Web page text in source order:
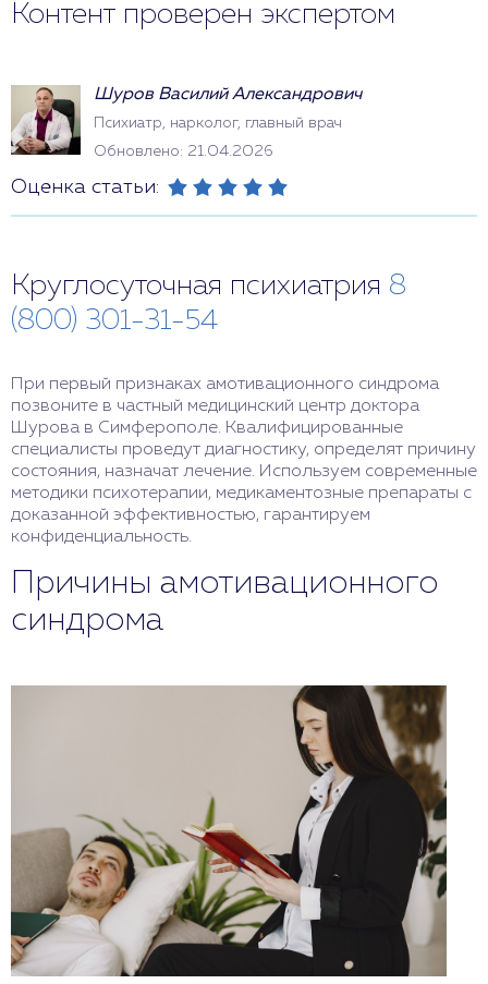
Контент проверен экспертом
Шуров Василий Александрович
Психиатр, нарколог, главный врач
Обновлено: 21.04.2026
Оценка статьи:
Круглосуточная психиатрия 8
(800) 301-31-54
При первый признаках амотивационного синдрома
позвоните в частный медицинский центр доктора
Шурова в Симферополе. Квалифицированные
специалисты проведут диагностику, определят причину
состояния, назначат лечение. Используем современные
методики психотерапии, медикаментозные препараты с
доказанной эффективностью, гарантируем
конфиденциальность.
Причины амотивационного
синдрома